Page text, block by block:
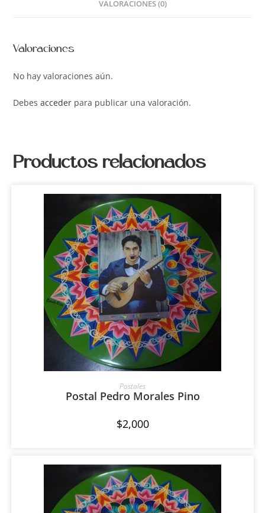
VALORACIONES (0)
Valoraciones
No hay valoraciones aún.
Debesacceder para publicar una valoración.
Productos relacionados
AÑADIR AL CARRITO
Postales
Postal Pedro Morales Pino
$2,000